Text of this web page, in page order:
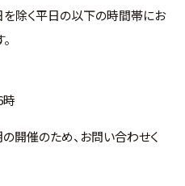
を除く平日の以下の時間帯にお
時
開催のため、お問い合わせく